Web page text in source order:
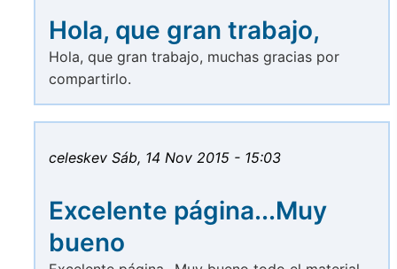
Hola, que gran trabajo,
Hola, que gran trabajo, muchas gracias por
compartirlo.
celeskev Sáb, 14 Nov 2015 - 15:03
Excelente página...Muy
bueno